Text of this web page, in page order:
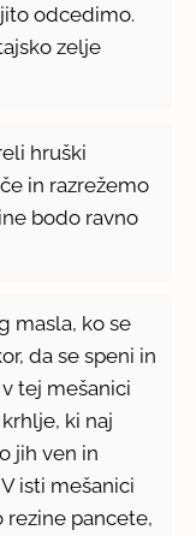
odcedimo.
zelje
hruški
in razrežemo
bodo ravno
masla, ko se
da se speni in
tej mešanici
ki naj
jih ven in
isti mešanici
rezine pancete,